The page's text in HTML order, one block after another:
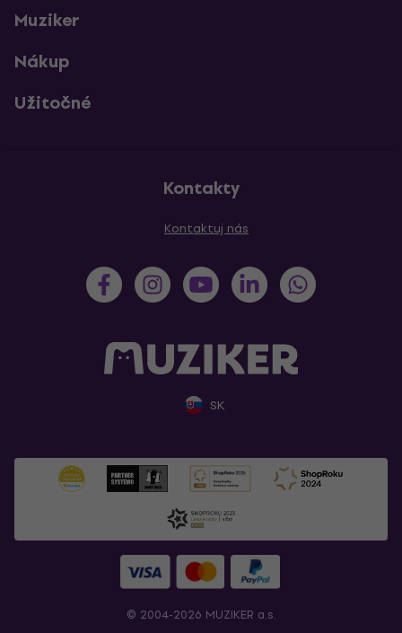
Muziker
Nákup
Užitočné
Kontakty
Kontaktuj nás
SK
© 2004-2026 MUZIKER a.s.